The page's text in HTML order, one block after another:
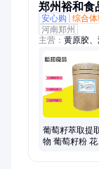
郑州裕和食
安心购
综合体
河南郑州
主营： 黄原胶、
酸、瓜尔胶、
粉、姜黄、叶
钠、苯甲酸钠
芋胶、乳清粉、
葡萄籽萃取提
物 葡萄籽粉 花